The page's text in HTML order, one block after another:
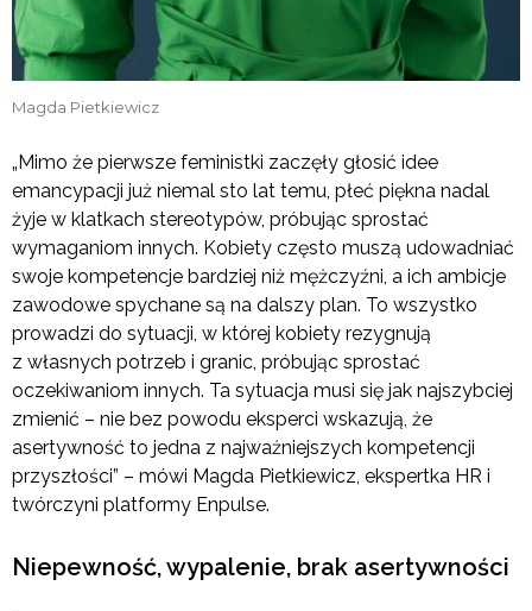
Magda Pietkiewicz
„Mimo że pierwsze feministki zaczęły głosić idee
emancypacji już niemal sto lat temu, płeć piękna nadal
żyje w klatkach stereotypów, próbując sprostać
wymaganiom innych. Kobiety często muszą udowadniać
swoje kompetencje bardziej niż mężczyźni, a ich ambicje
zawodowe spychane są na dalszy plan. To wszystko
prowadzi do sytuacji, w której kobiety rezygnują
z własnych potrzeb i granic, próbując sprostać
oczekiwaniom innych. Ta sytuacja musi się jak najszybciej
zmienić – nie bez powodu eksperci wskazują, że
asertywność to jedna z najważniejszych kompetencji
przyszłości” – mówi Magda Pietkiewicz, ekspertka HR i
twórczyni platformy Enpulse.
Niepewność, wypalenie, brak asertywności